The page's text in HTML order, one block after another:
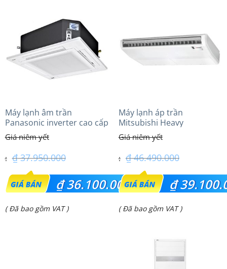
Máy lạnh âm trần
Panasonic inverter cao cấp
(4.0Hp) S-3448PU3HA/U-
34PRH1H5
₫37.950.000
Giá
gốc
là:
₫36.100.000
Giá
( Đã bao gồm VAT )
Máy lạnh áp trần
Mitsubishi Heavy
FDE100VG (4.0Hp) Cao cấp
– 1 Pha
₫46.490.000
Giá
gốc
là:
₫
Giá
( Đã bao gồm VAT )